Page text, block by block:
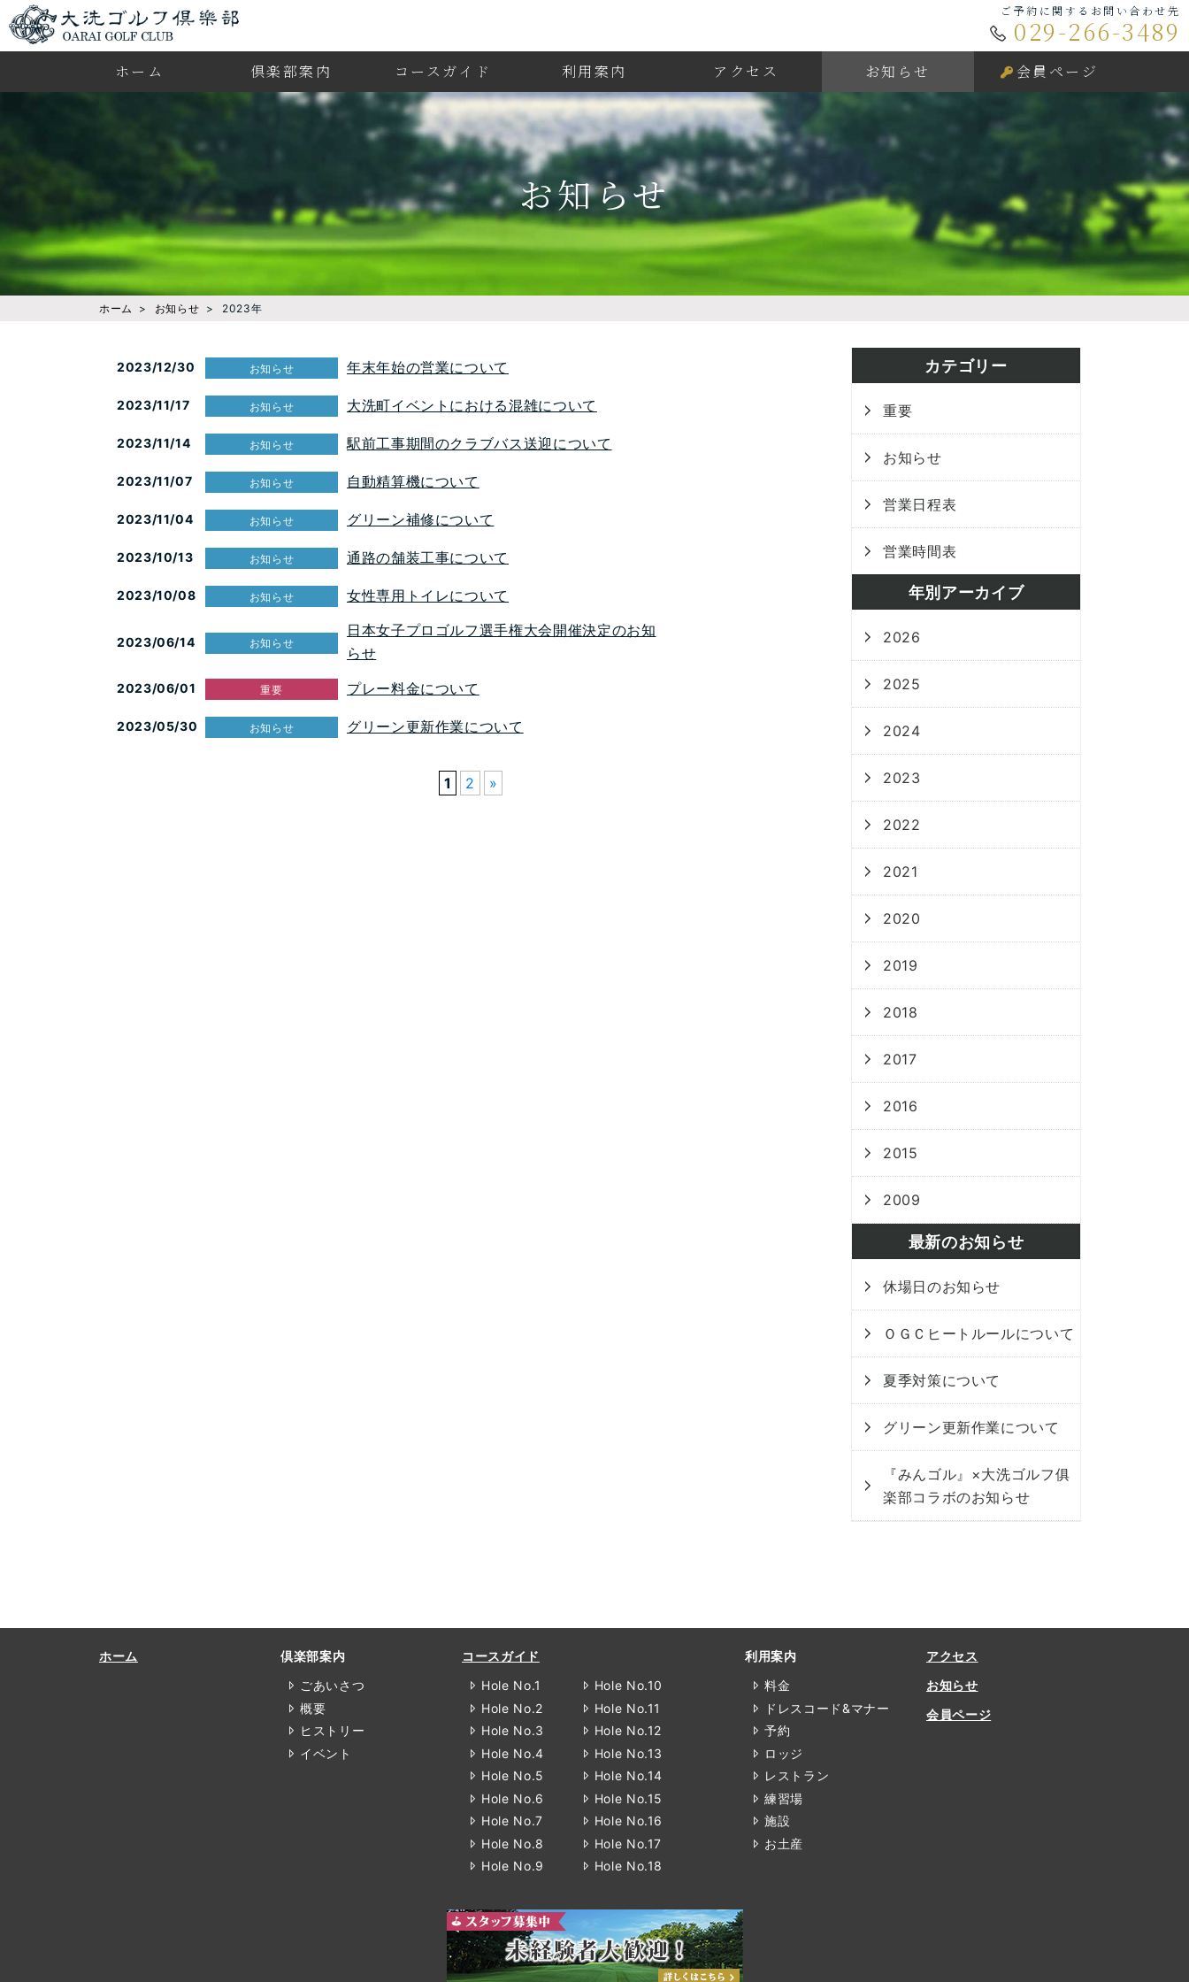
ご予約に関するお問い合わせ先
029-266-3489
ホーム 倶楽部案内 コースガイド 利用案内 アクセス お知らせ 会員ページ
お知らせ
ホーム お知らせ 2023年
2023/12/30 お知らせ 年末年始の営業について
2023/11/17 お知らせ 大洗町イベントにおける混雑について
2023/11/14 お知らせ 駅前工事期間のクラブバス送迎について
2023/11/07 お知らせ 自動精算機について
2023/11/04 お知らせ グリーン補修について
2023/10/13 お知らせ 通路の舗装工事について
2023/10/08 お知らせ 女性専用トイレについて
2023/06/14 お知らせ
日本女子プロゴルフ選手権大会開催決定のお知
らせ
2023/06/01 重要 プレー料金について
2023/05/30 お知らせ グリーン更新作業について
1 2 »
カテゴリー
重要
お知らせ
営業日程表
営業時間表
年別アーカイブ
2026
2025
2024
2023
2022
2021
2020
2019
2018
2017
2016
2015
2009
最新のお知らせ
休場日のお知らせ
ＯＧＣヒートルールについて
夏季対策について
グリーン更新作業について
『みんゴル』×大洗ゴルフ俱
楽部コラボのお知らせ
ホーム
倶楽部案内
ごあいさつ
概要
ヒストリー
イベント
コースガイド
Hole No.1
Hole No.2
Hole No.3
Hole No.4
Hole No.5
Hole No.6
Hole No.7
Hole No.8
Hole No.9
Hole No.10
Hole No.11
Hole No.12
Hole No.13
Hole No.14
Hole No.15
Hole No.16
Hole No.17
Hole No.18
利用案内
料金
ドレスコード&マナー
予約
ロッジ
レストラン
練習場
施設
お土産
アクセス
お知らせ
会員ページ